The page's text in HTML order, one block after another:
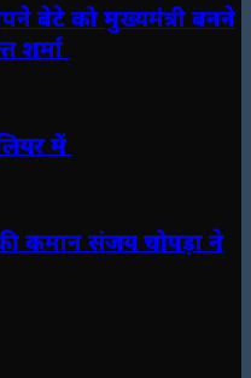
बेटे को मुख्यमंत्री बनने
शर्मा
में
कमान संजय चोपड़ा ने